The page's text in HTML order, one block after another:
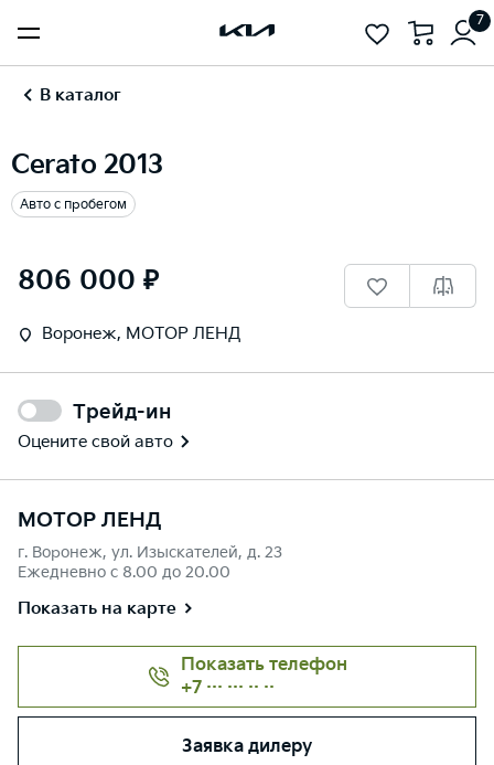
7
В каталог
Cerato 2013
Авто с пробегом
806 000 ₽
Воронеж, МОТОР ЛЕНД
Трейд-ин
Оцените свой авто
МОТОР ЛЕНД
г. Воронеж, ул. Изыскателей, д. 23
Ежедневно с 8.00 до 20.00
Показать на карте
Показать телефон
+7 ··· ··· ·· ··
Заявка дилеру